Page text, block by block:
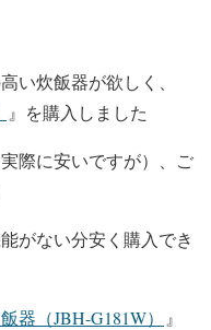
い炊飯器が欲しく、
』を購入しました
際に安いですが）、ご
がない分安く購入でき
器（JBH-G181W）
』